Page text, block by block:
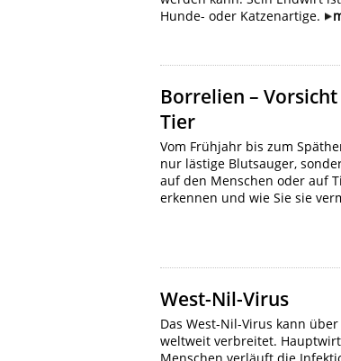
Hunde- oder Katzenartige.
Borrelien –
Tier
Vom Frühjahr bis zum
nur lästige Blutsauger,
auf den Menschen oder auf
erkennen und wie Sie sie
West-Nil-Virus
Das West-Nil-Virus kann
weltweit verbreitet.